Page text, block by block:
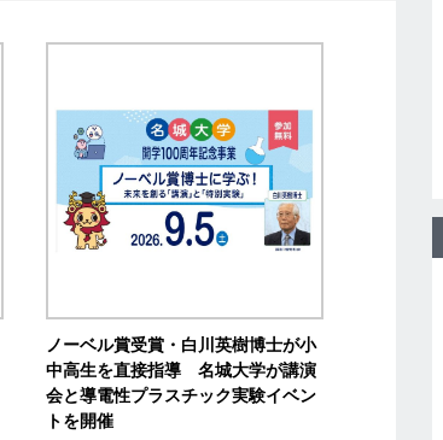
ノーベル賞受賞・白川英樹博士が小
中高生を直接指導 名城大学が講演
会と導電性プラスチック実験イベン
トを開催